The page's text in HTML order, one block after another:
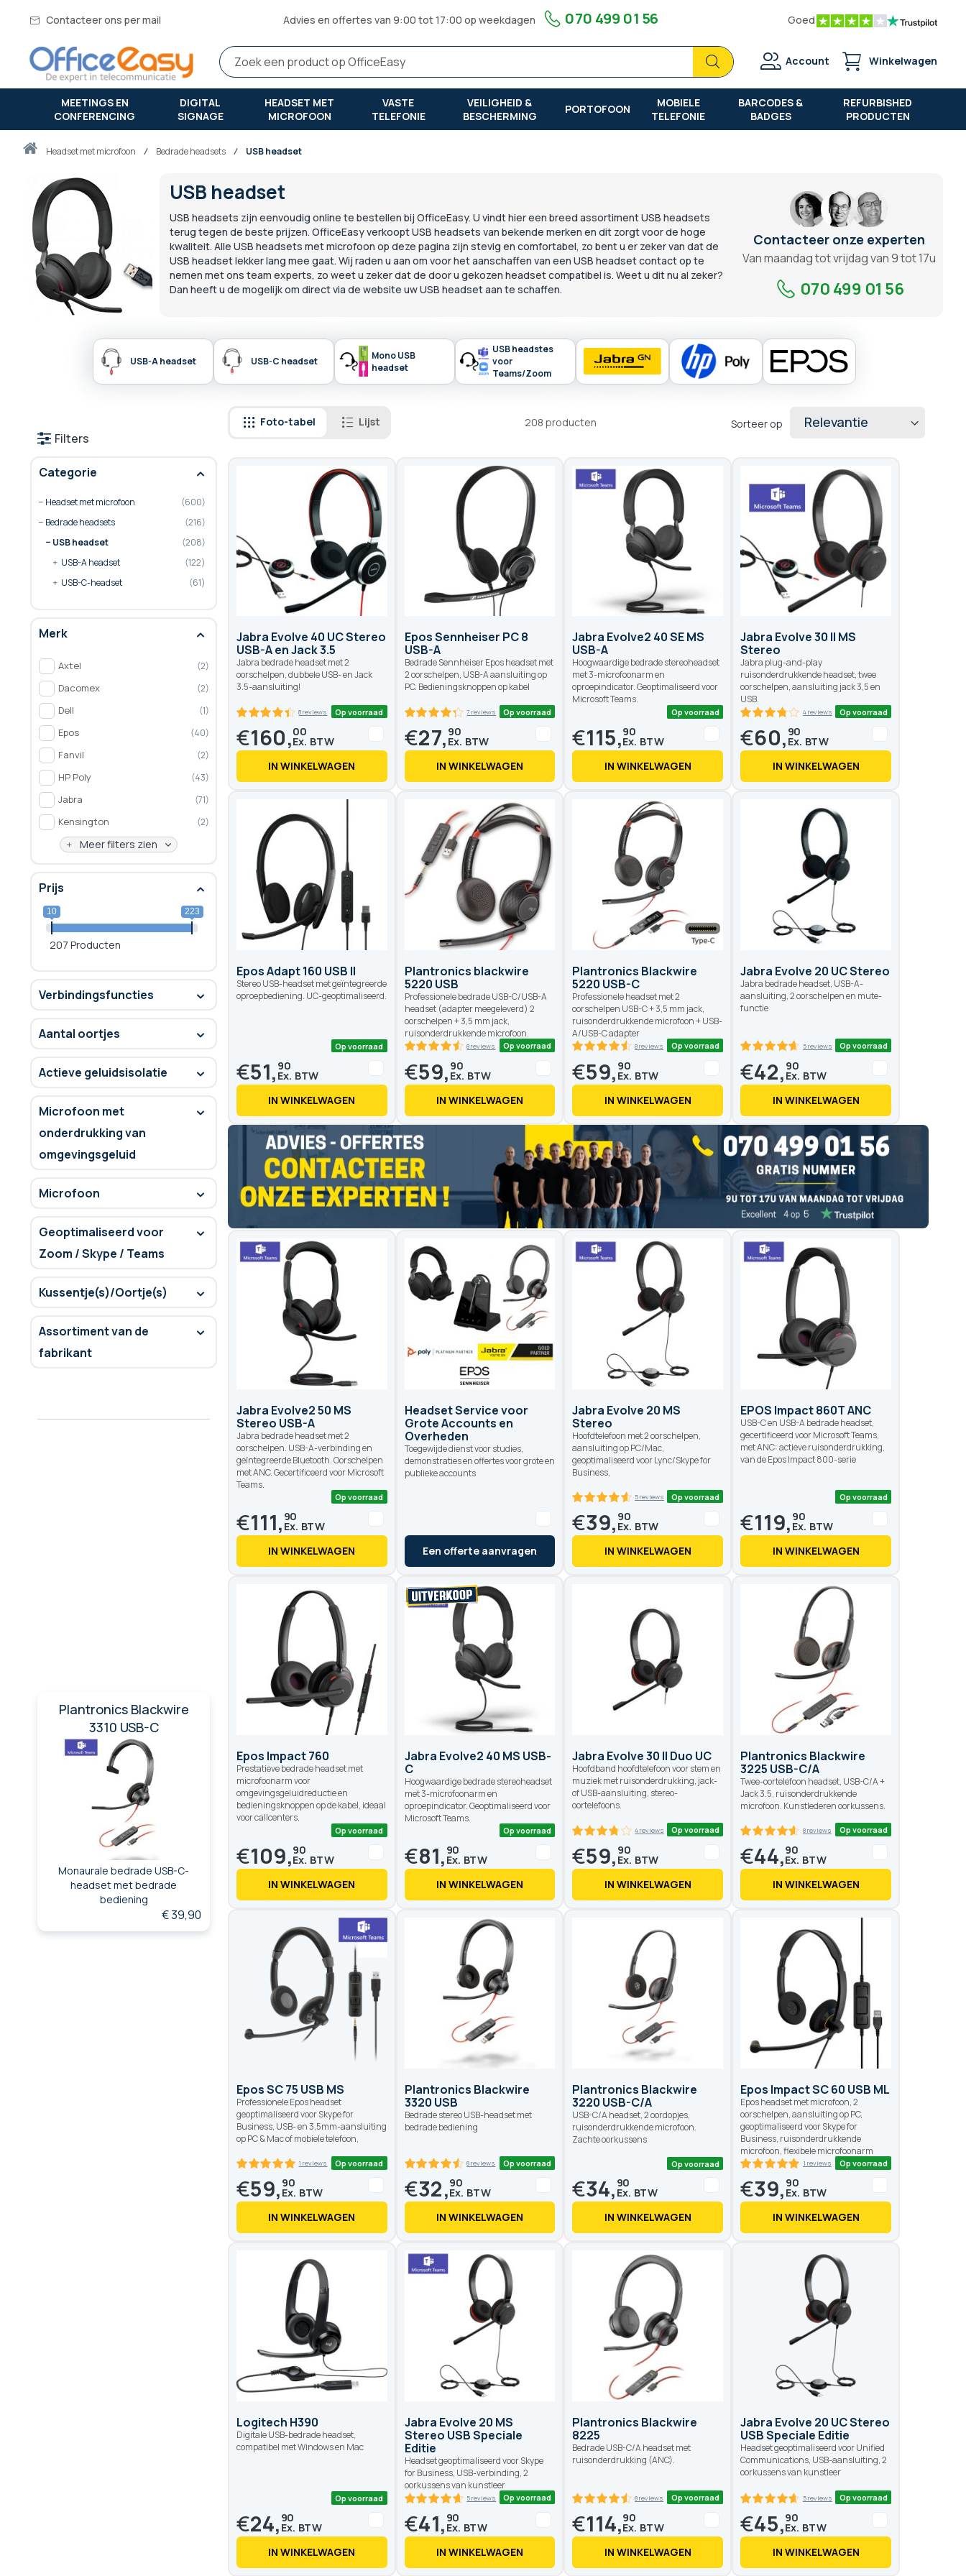
Contacteer ons per mail Advies en offertes van 9:00 tot 17:00 op weekdagen 070 499 01 56 Goed
Zoek
Zoek
Account Winkelwagen
MEETINGS EN
CONFERENCING
DIGITAL
SIGNAGE
HEADSET MET
MICROFOON
VASTE
TELEFONIE
VEILIGHEID &
BESCHERMING
PORTOFOON
MOBIELE
TELEFONIE
BARCODES &
BADGES
REFURBISHED
PRODUCTEN
Thuisheadset met microfoon Bedrade headsets USB headset
USB headset
USB headsets zijn eenvoudig online te bestellen bij OfficeEasy. U vindt hier een breed assortiment USB headsets
terug tegen de beste prijzen. OfficeEasy verkoopt USB headsets van bekende merken en dit zorgt voor de hoge
kwaliteit. Alle USB headsets met microfoon op deze pagina zijn stevig en comfortabel, zo bent u er zeker van dat de
USB headset lekker lang mee gaat. Wij raden u aan om voor het aanschaffen van een USB headset contact op te
nemen met ons team experts, zo weet u zeker dat de door u gekozen headset compatibel is. Weet u dit nu al zeker?
Dan heeft u de mogelijk om direct via de website uw USB headset aan te schaffen.
Contacteer onze experten
Van maandag tot vrijdag van 9 tot 17u
070 499 01 56
USB-A headset USB-C headset
Mono USB
headset
USB headstes
voor
Teams/Zoom
Foto-tabel Lijst 208 producten Sorteer op
Jabra Evolve 40 UC Stereo
USB-A en Jack 3.5
Jabra bedrade headset met 2
oorschelpen, dubbele USB- en Jack
3.5-aansluiting!
€160,00
IN WINKELWAGEN
Epos Sennheiser PC 8
USB-A
Bedrade Sennheiser Epos headset met
2 oorschelpen, USB-A aansluiting op
PC. Bedieningsknoppen op kabel
€27, 90
IN WINKELWAGEN
Jabra Evolve2 40 SE MS
USB-A
Hoogwaardige bedrade stereoheadset
met 3-microfoonarm en
oproepindicator. Geoptimaliseerd voor
Microsoft Teams.
€115,90
IN WINKELWAGEN
Jabra Evolve 30 II MS
Stereo
Jabra plug-and-play
ruisonderdrukkende headset, twee
oorschelpen, aansluiting jack 3,5 en
USB.
€60, 90
IN WINKELWAGEN
Epos Adapt 160 USB II
Stereo USB-headset met geïntegreerde
oproepbediening. UC-geoptimaliseerd.
Op voorraad
€51, 90
IN WINKELWAGEN
Plantronics blackwire
5220 USB
Professionele bedrade USB-C/USB-A
headset (adapter meegeleverd) 2
oorschelpen + 3,5 mm jack,
ruisonderdrukkende microfoon.
8 reviews Op voorraad
€59, 90
IN WINKELWAGEN
Plantronics Blackwire
5220 USB-C
Professionele headset met 2
oorschelpen USB-C + 3,5 mm jack,
ruisonderdrukkende microfoon + USB-
A/USB-C adapter
90
% of100
Op voorraad
€59, 90
IN WINKELWAGEN
Jabra Evolve 20 UC Stereo
Jabra bedrade headset, USB-A-
aansluiting, 2 oorschelpen en mute-
functie
92
% of100
€42, 90
IN WINKELWAGEN
Jabra Evolve2 50 MS
Stereo USB-A
Jabra bedrade headset met 2
oorschelpen. USB-A-verbinding en
geïntegreerde Bluetooth. Oorschelpen
met ANC. Gecertificeerd voor Microsoft
Teams.
Op voorraad
€111, 90
IN WINKELWAGEN
Headset Service voor
Grote Accounts en
Overheden
Toegewijde dienst voor studies,
demonstraties en offertes voor grote en
publieke accounts
Een offerte aanvragen
Jabra Evolve 20 MS
Stereo
Hoofdtelefoon met 2 oorschelpen,
aansluiting op PC/Mac,
geoptimaliseerd voor Lync/Skype for
Business,
92
% of 100
Op voorraad
€39, 90
IN WINKELWAGEN
EPOS Impact 860T ANC
USB-C en USB-A bedrade headset,
gecertificeerd voor Microsoft Teams,
met ANC: actieve ruisonderdrukking,
van de Epos Impact 800-serie
€119, 90
IN WINKELWAGEN
Epos Impact 760
Prestatieve bedrade headset met
microfoonarm voor
omgevingsgeluidreductie en
bedieningsknoppen op de kabel, ideaal
voor callcenters.
€109,90
IN WINKELWAGEN
Jabra Evolve2 40 MS USB-
C
Hoogwaardige bedrade stereoheadset
met 3-microfoonarm en
oproepindicator. Geoptimaliseerd voor
Microsoft Teams.
€81, 90
IN WINKELWAGEN
Jabra Evolve 30 II Duo UC
Hoofdband hoofdtelefoon voor stem en
muziek met ruisonderdrukking, jack-
of USB-aansluiting, stereo-
oortelefoons.
75
% of100
€59, 90
IN WINKELWAGEN
Plantronics Blackwire
3225 USB-C/A
Twee-oortelefoon headset, USB-C/A +
Jack 3.5, ruisonderdrukkende
microfoon. Kunstlederen oorkussens.
90
% of
€44,90
IN WINKELWAGEN
Epos SC 75 USB MS
Professionele Epos headset
geoptimaliseerd voor Skype for
Business, USB- en 3,5mm-aansluiting
op PC & Mac of mobiele telefoon,
100
% of100
€59, 90
IN WINKELWAGEN
Plantronics Blackwire
3320 USB
Bedrade stereo USB-headset met
bedrade bediening
% of 100
€32,90
IN WINKELWAGEN
Plantronics Blackwire
3220 USB-C/A
USB-C/A headset, 2 oordopjes,
ruisonderdrukkende microfoon.
Zachte oorkussens
€34, 90
IN WINKELWAGEN
Epos Impact SC 60 USB ML
Epos headset met microfoon, 2
oorschelpen, aansluiting op PC,
geoptimaliseerd voor Skype for
Business, ruisonderdrukkende
microfoon, flexibele microfoonarm
100
% of100
€39, 90
IN WINKELWAGEN
Logitech H390
Digitale USB-bedrade headset,
compatibel met Windows en Mac
€24, 90
IN WINKELWAGEN
Jabra Evolve 20 MS
Stereo USB Speciale
Editie
Headset geoptimaliseerd voor Skype
for Business, USB-verbinding, 2
oorkussens van kunstleer
€41, 90
IN WINKELWAGEN
Plantronics Blackwire
8225
Bedrade USB-C/A headset met
ruisonderdrukking (ANC).
€114,90
IN WINKELWAGEN
Jabra Evolve 20 UC Stereo
USB Speciale Editie
Headset geoptimaliseerd voor Unified
Communications, USB-aansluiting, 2
oorkussens van kunstleer
€45,90
IN WINKELWAGEN
Filters
Categorie
Headset met microfoon
600
Bedrade headsets
216
USB headset
208
USB-A headset
122product
USB-C-headset
61product
Merk
Axtel 2
Dacomex 2
Dell 1
Epos 40
Fanvil 2
HP Poly 43
Jabra 71
Kensington 2
Meer filters zien
Prijs
10 223
207 Producten
Verbindingsfuncties
Aantal oortjes
Actieve geluidsisolatie
Microfoon met
onderdrukking van
omgevingsgeluid
Microfoon
Geoptimaliseerd voor
Zoom / Skype / Teams
Kussentje(s)/Oortje(s)
Assortiment van de
fabrikant
Plantronics Blackwire
3310 USB-C
Monaurale bedrade USB-C-
headset met bedrade
bediening
€ 39,90